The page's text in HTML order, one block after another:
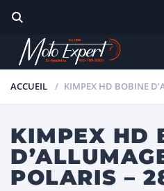
ACCUEIL KIMPEX HD BOBINE
KIMPEX HD
POLARIS –